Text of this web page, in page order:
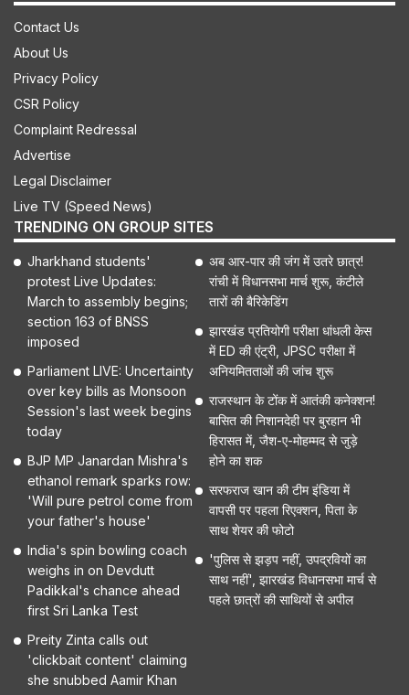
Contact Us
About Us
Privacy Policy
CSR Policy
Complaint Redressal
Advertise
Legal Disclaimer
Live TV (Speed News)
TRENDING ON GROUP SITES
Jharkhand students'
protest Live Updates:
March to assembly begins;
section 163 of BNSS
imposed
Parliament LIVE: Uncertainty
over key bills as Monsoon
Session's last week begins
today
BJP MP Janardan Mishra's
ethanol remark sparks row:
'Will pure petrol come from
your father's house'
India's spin bowling coach
weighs in on Devdutt
Padikkal's chance ahead
first Sri Lanka Test
Preity Zinta calls out
'clickbait content' claiming
she snubbed Aamir Khan
अब आर-पार की जंग में उतरे छात्र!
रांची में विधानसभा मार्च शुरू, कंटीले
तारों की बैरिकेडिंग
झारखंड प्रतियोगी परीक्षा धांधली केस
में ED की एंट्री, JPSC परीक्षा में
अनियमितताओं की जांच शुरू
राजस्थान के टोंक में आतंकी कनेक्शन!
बासित की निशानदेही पर बुरहान भी
हिरासत में, जैश-ए-मोहम्मद से जुड़े
होने का शक
सरफराज खान की टीम इंडिया में
वापसी पर पहला रिएक्शन, पिता के
साथ शेयर की फोटो
'पुलिस से झड़प नहीं, उपद्रवियों का
साथ नहीं', झारखंड विधानसभा मार्च से
पहले छात्रों की साथियों से अपील